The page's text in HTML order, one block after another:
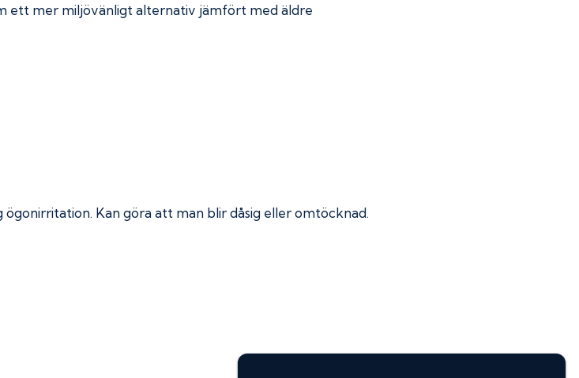
ett mer miljövänligt alternativ jämfört med äldre
ögonirritation. Kan göra att man blir dåsig eller omtöcknad.